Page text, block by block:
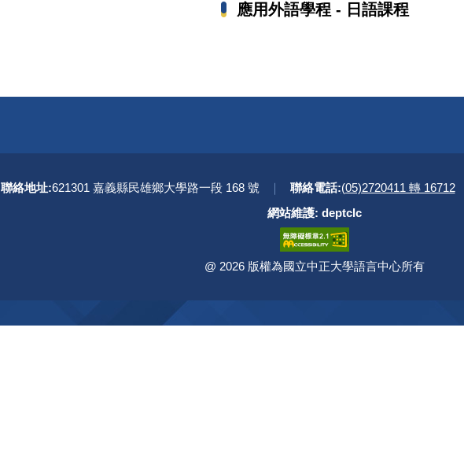
應用外語學程 - 日語課程
聯絡地址:621301 嘉義縣民雄鄉大學路一段 168 號 ｜ 聯絡電話:(05)2720411 轉 16712
網站維護: deptclc
@ 版權所有
2026 版權為國立中正大學語言中心所有